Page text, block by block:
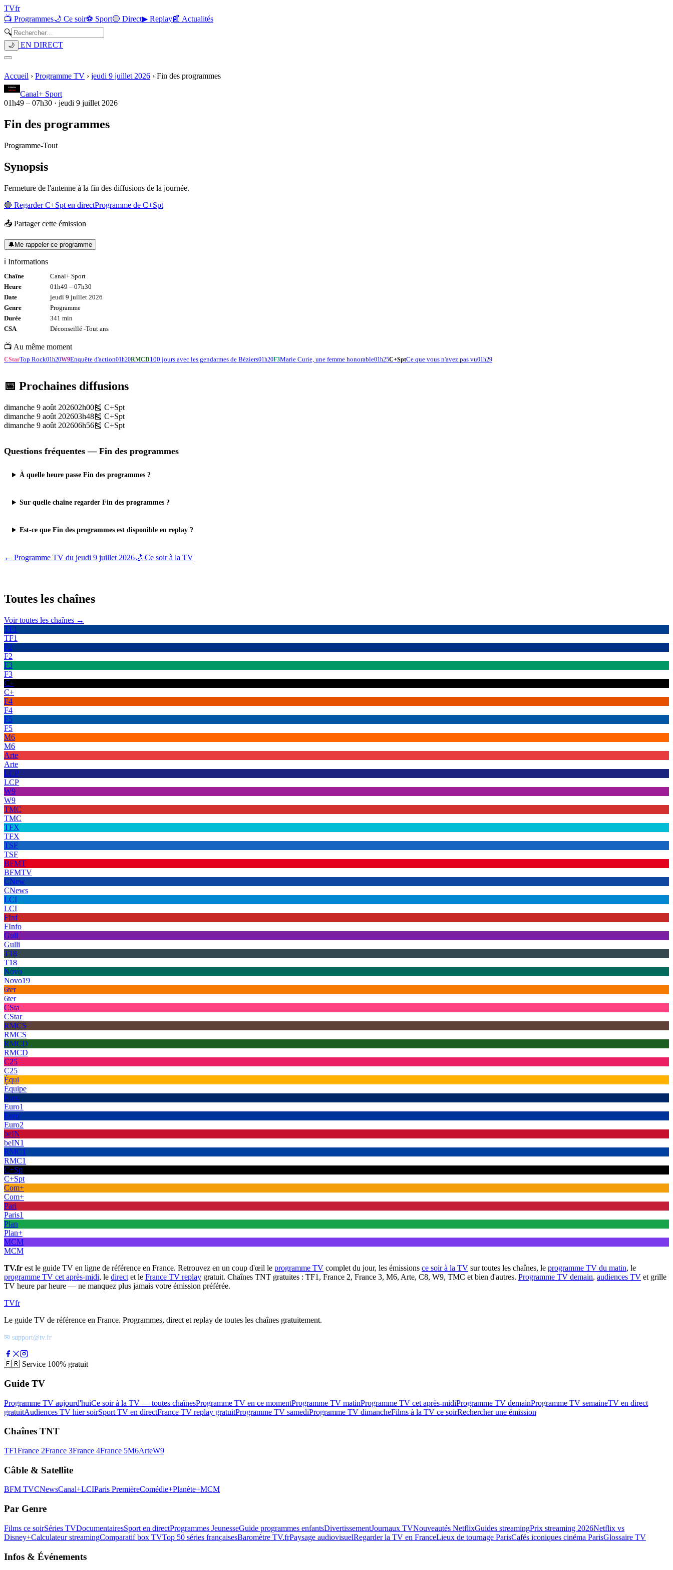
TVfr
📺 Programmes🌙 Ce soir⚽ Sport🔴 Direct▶ Replay📰 Actualités
🔍
🌙 EN DIRECT
Accueil › Programme TV › jeudi 9 juillet 2026 › Fin des programmes
Canal+ Sport
01h49 – 07h30 · jeudi 9 juillet 2026
Fin des programmes
Programme-Tout
Synopsis
Fermeture de l'antenne à la fin des diffusions de la journée.
🔴 RegarderC+Spt en directProgramme de C+Spt
📤 Partager cette émission
🔔Me rappeler ce programme
ℹ️ Informations
Chaîne
Canal+ Sport
Heure
01h49 – 07h30
Date
jeudi 9 juillet 2026
Genre
Programme
Durée
341 min
CSA
Déconseillé -Tout ans
📺 Au même moment
CStarTop Rock01h20W9Enquête d'action01h20RMCD100 jours avec les gendarmes de Béziers01h20F3Marie Curie, une femme honorable01h25C+SptCe que vous n'avez pas vu01h29
📅 Prochaines diffusions
dimanche 9 août 202602h00🎽 C+Spt
dimanche 9 août 202603h48🎽 C+Spt
dimanche 9 août 202606h56🎽 C+Spt
Questions fréquentes — Fin des programmes
À quelle heure passe Fin des programmes ?
Sur quelle chaîne regarder Fin des programmes ?
Est-ce que Fin des programmes est disponible en replay ?
← Programme TV du jeudi 9 juillet 2026🌙 Ce soir à la TV
Toutes les chaînes
Voir toutes les chaînes →
TF1
TF1
F2
F2
F3
F3
C+
C+
F4
F4
F5
F5
M6
M6
Arte
Arte
LCP
LCP
W9
W9
TMC
TMC
TFX
TFX
TSF
TSF
BFMT
BFMTV
CNew
CNews
LCI
LCI
FInf
FInfo
Gull
Gulli
T18
T18
Novo
Novo19
6ter
6ter
CSta
CStar
RMCS
RMCS
RMCD
RMCD
C25
C25
Équi
Équipe
Euro
Euro1
Euro
Euro2
beIN
beIN1
RMC1
RMC1
C+Sp
C+Spt
Com+
Com+
Pari
Paris1
Plan
Plan+
MCM
MCM
TV.fr est le guide TV en ligne de référence en France. Retrouvez en un coup d'œil le programme TV complet du jour, les émissions ce soir à la TV sur toutes les chaînes, le programme TV du matin, le
programme TV cet après-midi, le direct et le France TV replay gratuit. Chaînes TNT gratuites : TF1, France 2, France 3, M6, Arte, C8, W9, TMC et bien d'autres. Programme TV demain, audiences TV et grille
TV heure par heure — ne manquez plus jamais votre émission préférée.
TVfr
Le guide TV de référence en France. Programmes, direct et replay de toutes les chaînes gratuitement.
✉ support@tv.fr
🇫🇷 Service 100% gratuit
Guide TV
Programme TV aujourd'huiCe soir à la TV — toutes chaînesProgramme TV en ce momentProgramme TV matinProgramme TV cet après-midiProgramme TV demainProgramme TV semaineTV en direct
gratuitAudiences TV hier soirSport TV en directFrance TV replay gratuitProgramme TV samediProgramme TV dimancheFilms à la TV ce soirRechercher une émission
Chaînes TNT
TF1France 2France 3France 4France 5M6ArteW9
Câble & Satellite
BFM TVCNewsCanal+LCIParis PremièreComédie+Planète+MCM
Par Genre
Films ce soirSéries TVDocumentairesSport en directProgrammes JeunesseGuide programmes enfantsDivertissementJournaux TVNouveautés NetflixGuides streamingPrix streaming 2026Netflix vs
Disney+Calculateur streamingComparatif box TVTop 50 séries françaisesBaromètre TV.frPaysage audiovisuelRegarder la TV en FranceLieux de tournage ParisCafés iconiques cinéma ParisGlossaire TV
Infos & Événements